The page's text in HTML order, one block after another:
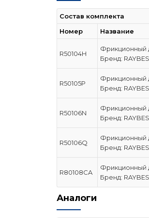
Состав комплекта
Номер
Название
R50104H
Фрикционный
Бренд:
R50105P
Фрикционный
Бренд:
R50106N
Фрикционный
Бренд:
R50106Q
Фрикционный
Бренд:
R80108CA
Фрикционный
Бренд:
Аналоги